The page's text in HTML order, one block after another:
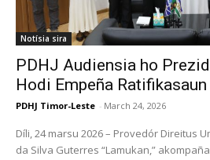
Notísia sira
PDHJ Audiensia ho
Hodi Empeña Ratifikasaun
PDHJ Timor-Leste - March 24, 2026
Díli, 24 marsu 2026 – Provedór Direitus
da Silva Guterres “Lamukan,”